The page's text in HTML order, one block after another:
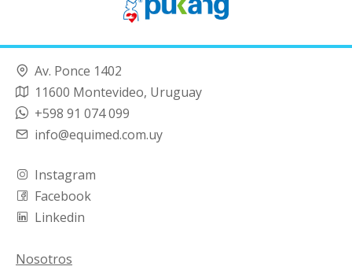
Av. Ponce 1402
11600 Montevideo, Uruguay
+598 91 074 099
info@equimed.com.uy
Instagram
Facebook
Linkedin
Nosotros